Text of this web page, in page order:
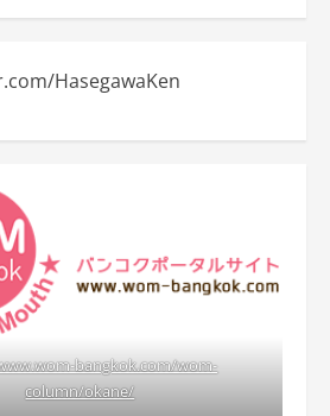
HasegawaKen
bangkok.com/wom-
column/okane/